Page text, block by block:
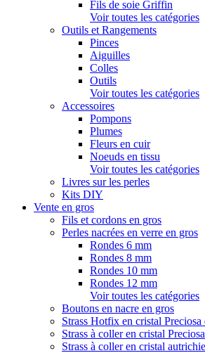
Fils de soie Griffin
Voir toutes les catégories
Outils et Rangements
Pinces
Aiguilles
Colles
Outils
Voir toutes les catégories
Accessoires
Pompons
Plumes
Fleurs en cuir
Noeuds en tissu
Voir toutes les catégories
Livres sur les perles
Kits DIY
Vente en gros
Fils et cordons en gros
Perles nacrées en verre en gros
Rondes 6 mm
Rondes 8 mm
Rondes 10 mm
Rondes 12 mm
Voir toutes les catégories
Boutons en nacre en gros
Strass Hotfix en cristal Preciosa
Strass à coller en cristal
Strass à coller en cristal